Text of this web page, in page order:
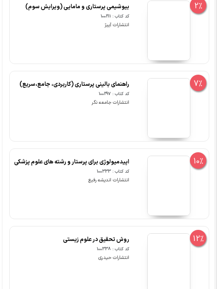
2% بیوشیمی پرستاری و مامایی (ویرایش سوم)
کد کتاب : 100211
انتشارات آییژ
7% راهنمای بالینی پرستاری (کاربردی، جامع،سریع)
کد کتاب : 100297
انتشارات جامعه نگر
10% اپیدمیولوژی برای پرستار و رشته های علوم پزشکی
کد کتاب : 100333
انتشارات اندیشه رفیع
12% روش تحقیق در علوم زیستی
کد کتاب : 100338
انتشارات حیدری